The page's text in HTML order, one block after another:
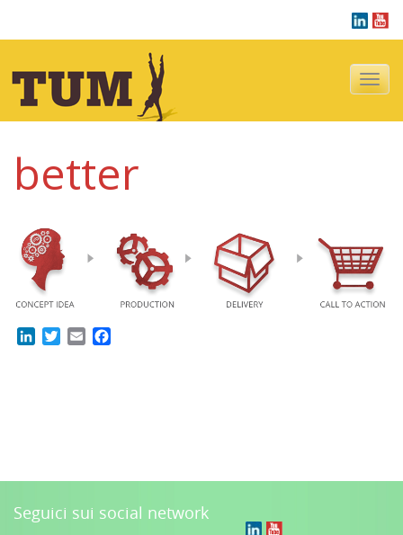
better
LinkedInTwitter
Email
Seguici sui social network